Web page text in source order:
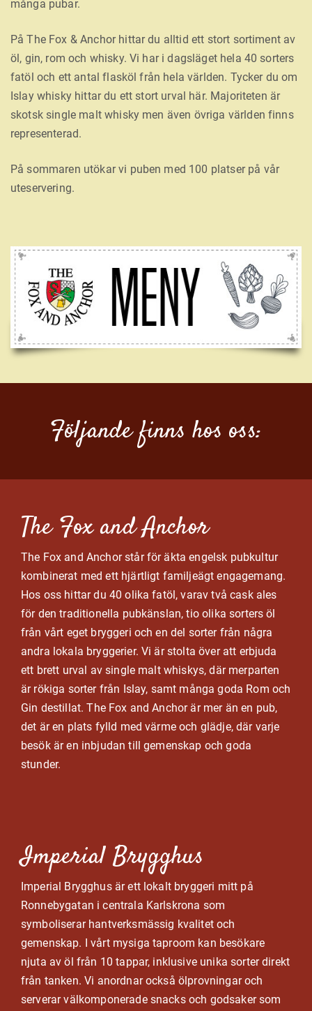
många pubar.
På The Fox & Anchor hittar du alltid ett stort sortiment av
öl, gin, rom och whisky. Vi har i dagsläget hela 40 sorters
fatöl och ett antal flasköl från hela världen. Tycker du om
Islay whisky hittar du ett stort urval här. Majoriteten är
skotsk single malt whisky men även övriga världen finns
representerad.
På sommaren utökar vi puben med 100 platser på vår
uteservering.
Följande finns hos oss:
The Fox and Anchor
The Fox and Anchor står för äkta engelsk pubkultur
kombinerat med ett hjärtligt familjeägt engagemang.
Hos oss hittar du 40 olika fatöl, varav två cask ales
för den traditionella pubkänslan, tio olika sorters öl
från vårt eget bryggeri och en del sorter från några
andra lokala bryggerier. Vi är stolta över att erbjuda
ett brett urval av single malt whiskys, där merparten
är rökiga sorter från Islay, samt många goda Rom och
Gin destillat. The Fox and Anchor är mer än en pub,
det är en plats fylld med värme och glädje, där varje
besök är en inbjudan till gemenskap och goda
stunder.
Imperial Brygghus
Imperial Brygghus är ett lokalt bryggeri mitt på
Ronnebygatan i centrala Karlskrona som
symboliserar hantverksmässig kvalitet och
gemenskap. I vårt mysiga taproom kan besökare
njuta av öl från 10 tappar, inklusive unika sorter direkt
från tanken. Vi anordnar också ölprovningar och
serverar välkomponerade snacks och godsaker som